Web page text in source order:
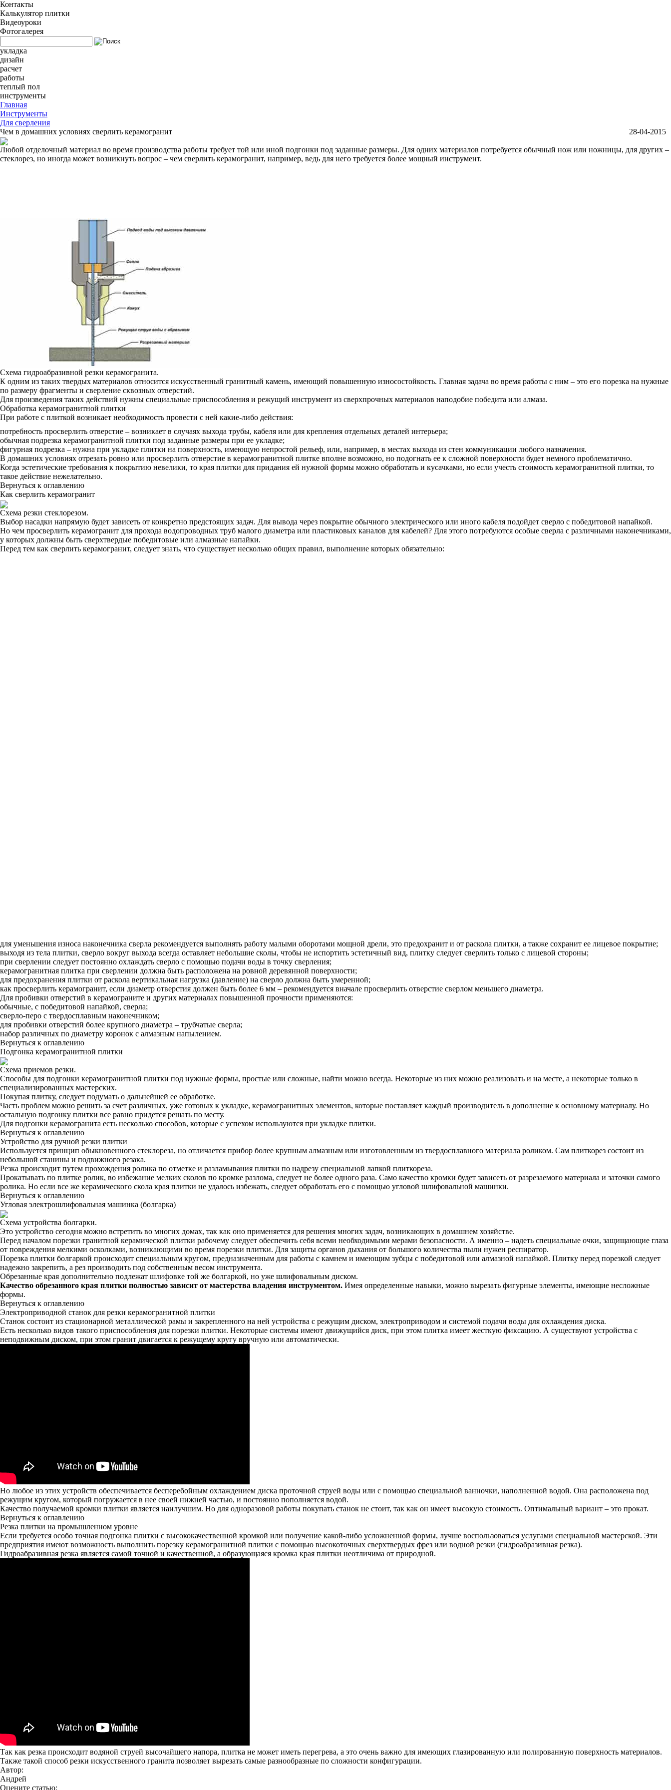
Контакты
Калькулятор плитки
Видеоуроки
Фотогалерея
укладка
дизайн
расчет
работы
теплый пол
инструменты
Главная
Инструменты
Для сверления
28-04-2015
Чем в домашних условиях сверлить керамогранит
Любой отделочный материал во время производства работы требует той или иной подгонки под заданные размеры. Для одних материалов потребуется обычный нож или ножницы, для других –
стеклорез, но иногда может возникнуть вопрос – чем сверлить керамогранит, например, ведь для него требуется более мощный инструмент.
Схема гидроабразивной резки керамогранита.
К одним из таких твердых материалов относится искусственный гранитный камень, имеющий повышенную износостойкость. Главная задача во время работы с ним – это его порезка на нужные
по размеру фрагменты и сверление сквозных отверстий.
Для произведения таких действий нужны специальные приспособления и режущий инструмент из сверхпрочных материалов наподобие победита или алмаза.
Обработка керамогранитной плитки
При работе с плиткой возникает необходимость провести с ней какие-либо действия:
потребность просверлить отверстие – возникает в случаях выхода трубы, кабеля или для крепления отдельных деталей интерьера;
обычная подрезка керамогранитной плитки под заданные размеры при ее укладке;
фигурная подрезка – нужна при укладке плитки на поверхность, имеющую непростой рельеф, или, например, в местах выхода из стен коммуникации любого назначения.
В домашних условиях отрезать ровно или просверлить отверстие в керамогранитной плитке вполне возможно, но подогнать ее к сложной поверхности будет немного проблематично.
Когда эстетические требования к покрытию невелики, то края плитки для придания ей нужной формы можно обработать и кусачками, но если учесть стоимость керамогранитной плитки, то
такое действие нежелательно.
Вернуться к оглавлению
Как сверлить керамогранит
Схема резки стеклорезом.
Выбор насадки напрямую будет зависеть от конкретно предстоящих задач. Для вывода через покрытие обычного электрического или иного кабеля подойдет сверло с победитовой напайкой.
Но чем просверлить керамогранит для прохода водопроводных труб малого диаметра или пластиковых каналов для кабелей? Для этого потребуются особые сверла с различными наконечниками,
у которых должны быть сверхтвердые победитовые или алмазные напайки.
Перед тем как сверлить керамогранит, следует знать, что существует несколько общих правил, выполнение которых обязательно:
для уменьшения износа наконечника сверла рекомендуется выполнять работу малыми оборотами мощной дрели, это предохранит и от раскола плитки, а также сохранит ее лицевое покрытие;
выходя из тела плитки, сверло вокруг выхода всегда оставляет небольшие сколы, чтобы не испортить эстетичный вид, плитку следует сверлить только с лицевой стороны;
при сверлении следует постоянно охлаждать сверло с помощью подачи воды в точку сверления;
керамогранитная плитка при сверлении должна быть расположена на ровной деревянной поверхности;
для предохранения плитки от раскола вертикальная нагрузка (давление) на сверло должна быть умеренной;
как просверлить керамогранит, если диаметр отверстия должен быть более 6 мм – рекомендуется вначале просверлить отверстие сверлом меньшего диаметра.
Для пробивки отверстий в керамограните и других материалах повышенной прочности применяются:
обычные, с победитовой напайкой, сверла;
сверло-перо с твердосплавным наконечником;
для пробивки отверстий более крупного диаметра – трубчатые сверла;
набор различных по диаметру коронок с алмазным напылением.
Вернуться к оглавлению
Подгонка керамогранитной плитки
Схема приемов резки.
Способы для подгонки керамогранитной плитки под нужные формы, простые или сложные, найти можно всегда. Некоторые из них можно реализовать и на месте, а некоторые только в
специализированных мастерских.
Покупая плитку, следует подумать о дальнейшей ее обработке.
Часть проблем можно решить за счет различных, уже готовых к укладке, керамогранитных элементов, которые поставляет каждый производитель в дополнение к основному материалу. Но
остальную подгонку плитки все равно придется решать по месту.
Для подгонки керамогранита есть несколько способов, которые с успехом используются при укладке плитки.
Вернуться к оглавлению
Устройство для ручной резки плитки
Используется принцип обыкновенного стеклореза, но отличается прибор более крупным алмазным или изготовленным из твердосплавного материала роликом. Сам плиткорез состоит из
небольшой станины и подвижного резака.
Резка происходит путем прохождения ролика по отметке и разламывания плитки по надрезу специальной лапкой плиткореза.
Прокатывать по плитке ролик, во избежание мелких сколов по кромке разлома, следует не более одного раза. Само качество кромки будет зависеть от разрезаемого материала и заточки самого
ролика. Но если все же керамического скола края плитки не удалось избежать, следует обработать его с помощью угловой шлифовальной машинки.
Вернуться к оглавлению
Угловая электрошлифовальная машинка (болгарка)
Схема устройства болгарки.
Это устройство сегодня можно встретить во многих домах, так как оно применяется для решения многих задач, возникающих в домашнем хозяйстве.
Перед началом порезки гранитной керамической плитки рабочему следует обеспечить себя всеми необходимыми мерами безопасности. А именно – надеть специальные очки, защищающие глаза
от повреждения мелкими осколками, возникающими во время порезки плитки. Для защиты органов дыхания от большого количества пыли нужен респиратор.
Порезка плитки болгаркой происходит специальным кругом, предназначенным для работы с камнем и имеющим зубцы с победитовой или алмазной напайкой. Плитку перед порезкой следует
надежно закрепить, а рез производить под собственным весом инструмента.
Обрезанные края дополнительно подлежат шлифовке той же болгаркой, но уже шлифовальным диском.
Качество обрезанного края плитки полностью зависит от мастерства владения инструментом. Имея определенные навыки, можно вырезать фигурные элементы, имеющие несложные
формы.
Вернуться к оглавлению
Электроприводной станок для резки керамогранитной плитки
Станок состоит из стационарной металлической рамы и закрепленного на ней устройства с режущим диском, электроприводом и системой подачи воды для охлаждения диска.
Есть несколько видов такого приспособления для порезки плитки. Некоторые системы имеют движущийся диск, при этом плитка имеет жесткую фиксацию. А существуют устройства с
неподвижным диском, при этом гранит двигается к режущему кругу вручную или автоматически.
Но любое из этих устройств обеспечивается бесперебойным охлаждением диска проточной струей воды или с помощью специальной ванночки, наполненной водой. Она расположена под
режущим кругом, который погружается в нее своей нижней частью, и постоянно пополняется водой.
Качество получаемой кромки плитки является наилучшим. Но для одноразовой работы покупать станок не стоит, так как он имеет высокую стоимость. Оптимальный вариант – это прокат.
Вернуться к оглавлению
Резка плитки на промышленном уровне
Если требуется особо точная подгонка плитки с высококачественной кромкой или получение какой-либо усложненной формы, лучше воспользоваться услугами специальной мастерской. Эти
предприятия имеют возможность выполнить порезку керамогранитной плитки с помощью высокоточных сверхтвердых фрез или водной резки (гидроабразивная резка).
Гидроабразивная резка является самой точной и качественной, а образующаяся кромка края плитки неотличима от природной.
Так как резка происходит водяной струей высочайшего напора, плитка не может иметь перегрева, а это очень важно для имеющих глазированную или полированную поверхность материалов.
Также такой способ резки искусственного гранита позволяет вырезать самые разнообразные по сложности конфигурации.
Автор:
Андрей
Оцените статью: